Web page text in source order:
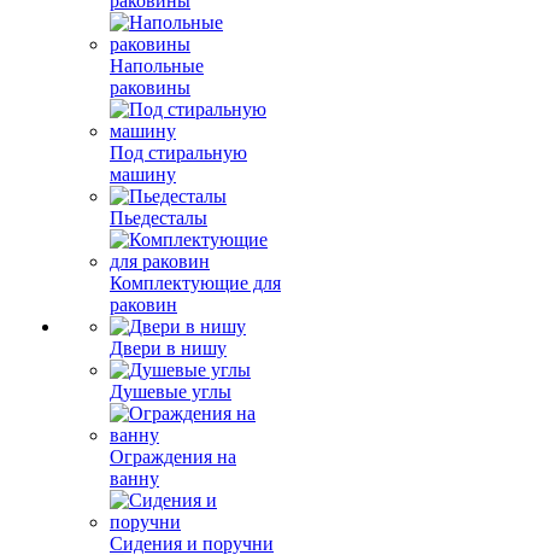
Напольные
раковины
Под стиральную
машину
Пьедесталы
Комплектующие для
раковин
Двери в нишу
Душевые углы
Ограждения на
ванну
Сидения и поручни